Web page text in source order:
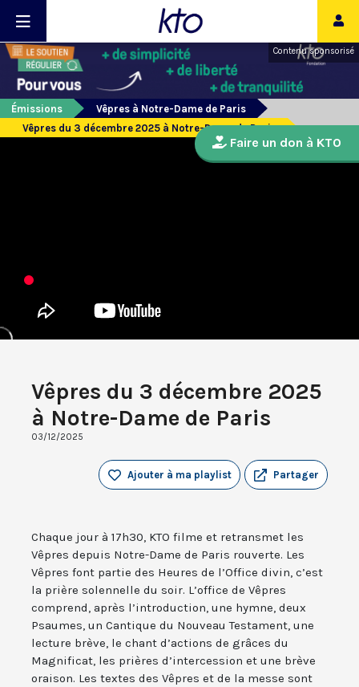
Contenu sponsorisé
Émissions
Vêpres à Notre-Dame de Paris
Vêpres du 3 décembre 2025 à Notre-Dame de Paris
Vêpres du 3 décembre 2025
à Notre-Dame de Paris
03/12/2025
Partager
Ajouter à ma playlist
Chaque jour à 17h30, KTO filme et retransmet les
Vêpres depuis Notre-Dame de Paris rouverte. Les
Vêpres font partie des Heures de l’Office divin, c’est
la prière solennelle du soir. L’office de Vêpres
comprend, après l’introduction, une hymne, deux
Psaumes, un Cantique du Nouveau Testament, une
lecture brève, le chant d’actions de grâces du
Magnificat, les prières d’intercession et une brève
oraison. Les textes des Vêpres et de la messe sont
Faire un don à KTO